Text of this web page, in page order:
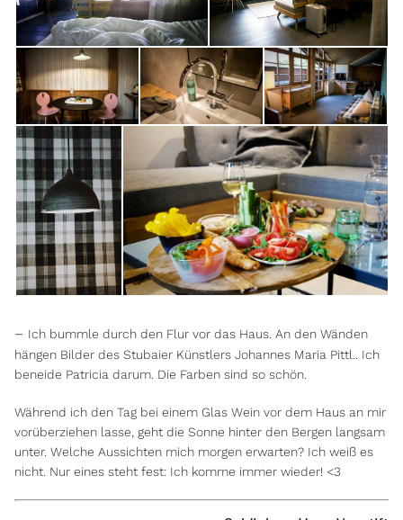
– Ich bummle durch den Flur vor das Haus. An den Wänden
hängen Bilder des Stubaier Künstlers Johannes Maria Pittl.. Ich
beneide Patricia darum. Die Farben sind so schön.
Während ich den Tag bei einem Glas Wein vor dem Haus an mir
vorüberziehen lasse, geht die Sonne hinter den Bergen langsam
unter. Welche Aussichten mich morgen erwarten? Ich weiß es
nicht. Nur eines steht fest: Ich komme immer wieder! <3